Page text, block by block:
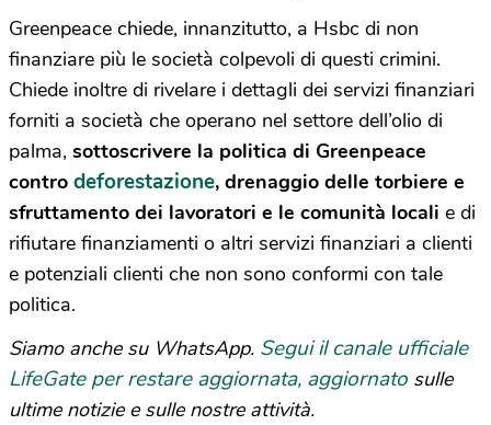
Greenpeace chiede, innanzitutto, a Hsbc di non
finanziare più le società colpevoli di questi crimini.
Chiede inoltre di rivelare i dettagli dei servizi finanziari
forniti a società che operano nel settore dell’olio di
palma, sottoscrivere la politica di Greenpeace
contro deforestazione, drenaggio delle torbiere e
sfruttamento dei lavoratori e le comunità locali e di
rifiutare finanziamenti o altri servizi finanziari a clienti
e potenziali clienti che non sono conformi con tale
politica.
Siamo anche su WhatsApp. Segui il canale ufficiale
LifeGate per restare aggiornata, aggiornato sulle
ultime notizie e sulle nostre attività.